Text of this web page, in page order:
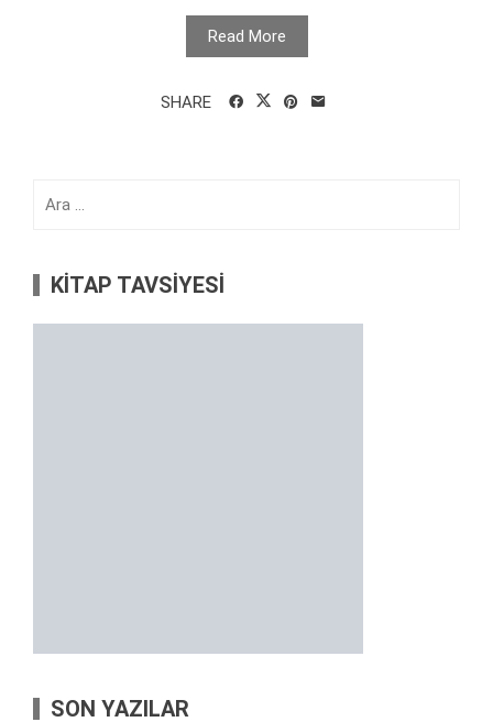
Read More
SHARE
KİTAP TAVSİYESİ
SON YAZILAR